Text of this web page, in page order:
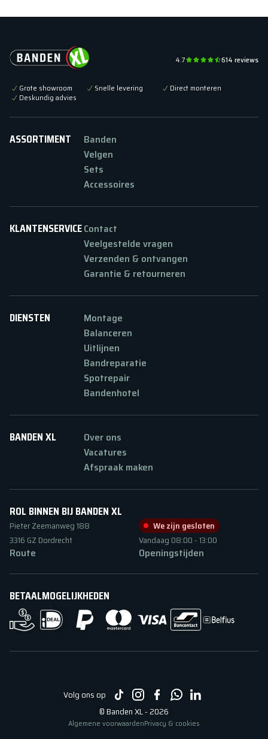
4.7 614 reviews
Grote showroom Snelle levering
Direct monteren
Deskundig advies
ASSORTIMENT
Banden
Velgen
Sets
Accessoires
KLANTENSERVICEContact
Veelgestelde vragen
Verzenden & ontvangen
Garantie & retourneren
DIENSTEN
Montage
Balanceren
Uitlijnen
Bandreparatie
Spotrepair
Bandenhotel
BANDEN XL
Over ons
Vacatures
Afspraak maken
ROL BINNEN BIJ BANDEN XL
Pieter Zeemanweg188
3316 GZ Dordrecht
Route
We zijn gesloten
Vandaag 08:00 -13:00
Openingstijden
BETAALMOGELIJKHEDEN
Volg ons op
Algemene voorwaardenPrivacy & cookies
©Banden XL-2026